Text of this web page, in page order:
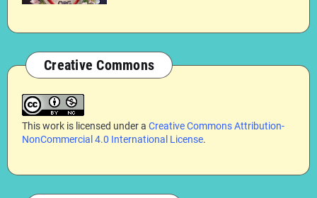
Creative Commons
This work is licensed under a Creative Commons Attribution-
NonCommercial 4.0 International License.